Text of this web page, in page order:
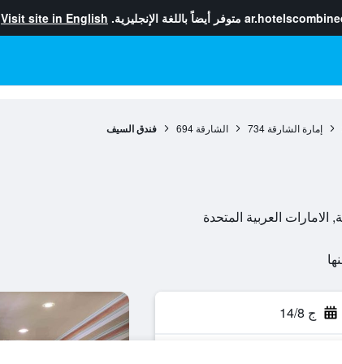
متوفر أيضاً باللغة الإنجليزية. Visit site in English
إمارة الشارقة 734 الشارقة 694 فندق السيف
العربية المتحدة
ج 14/8